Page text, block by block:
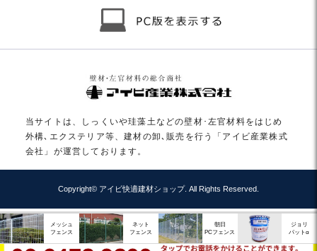
当サイトは、しっくいや珪藻土などの壁材･左官材料をはじめ
外構､エクステリア等、建材の卸､販売を行う「アイビ産業株式
会社」が運営しております。
Copyright© アイビ快適建材ショップ. All Rights Reserved.
メッシュ
フェンス
ネット
フェンス
朝日
PCフェンス
ジョリ
パットα